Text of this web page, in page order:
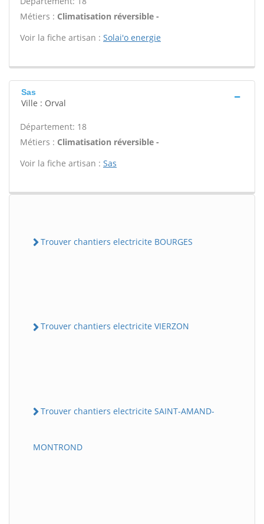
Métiers : Climatisation réversible -
Voir la fiche artisan : Solai'o energie
Sas
Ville : Orval
Département: 18
Métiers : Climatisation réversible -
Voir la fiche artisan : Sas
Trouver chantiers electricite BOURGES
Trouver chantiers electricite VIERZON
Trouver chantiers electricite SAINT-AMAND-
MONTROND